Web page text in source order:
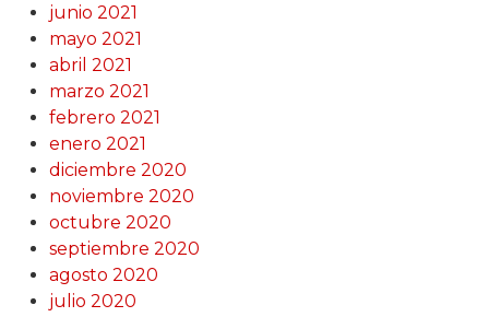
junio 2021
mayo 2021
abril 2021
marzo 2021
febrero 2021
enero 2021
diciembre 2020
noviembre 2020
octubre 2020
septiembre 2020
agosto 2020
julio 2020